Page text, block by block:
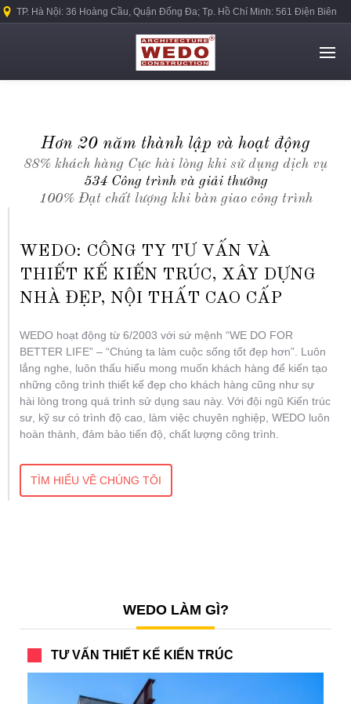
TP. Hà Nội: 36 Hoàng Cầu, Quận Đống Đa; Tp. Hồ Chí Minh: 561 Điện Biên
Hơn 20 năm thành lập và hoạt động
88% khách hàng Cực hài lòng khi sử dụng dịch vụ
534 Công trình và giải thưởng
100% Đạt chất lượng khi bàn giao công trình
WEDO: CÔNG TY TƯ VẤN VÀ
THIẾT KẾ KIẾN TRÚC, XÂY DỰNG
NHÀ ĐẸP, NỘI THẤT CAO CẤP
WEDO hoạt động từ 6/2003 với sứ mệnh “WE DO FOR
BETTER LIFE” – “Chúng ta làm cuộc sống tốt đẹp hơn”. Luôn
lắng nghe, luôn thấu hiểu mong muốn khách hàng để kiến tạo
những công trình thiết kế đẹp cho khách hàng cũng như sự
hài lòng trong quá trình sử dụng sau này. Với đội ngũ Kiến trúc
sư, kỹ sư có trình độ cao, làm việc chuyên nghiệp, WEDO luôn
hoàn thành, đảm bảo tiến độ, chất lượng công trình.
TÌM HIỂU VỀ CHÚNG TÔI
WEDO LÀM GÌ?
TƯ VẤN THIẾT KẾ KIẾN TRÚC